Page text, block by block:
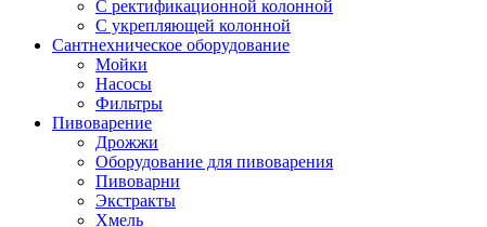
С ректификационной колонной
С укрепляющей колонной
Сантнехническое оборудование
Мойки
Насосы
Фильтры
Пивоварение
Дрожжи
Оборудование для пивоварения
Пивоварни
Экстракты
Хмель